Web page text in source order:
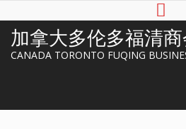
加拿大多伦多福清
CANADA TORONTO FUQING